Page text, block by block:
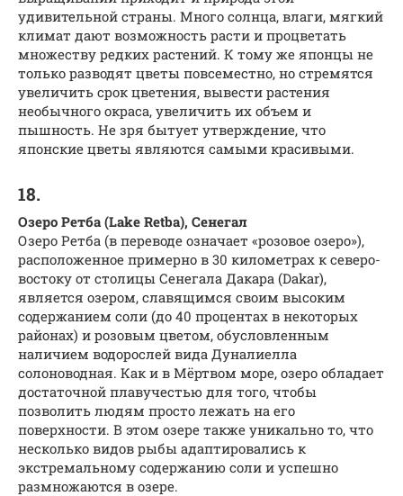
удивительной страны. Много солнца, влаги, мягкий
климат дают возможность расти и процветать
множеству редких растений. К тому же японцы не
только разводят цветы повсеместно, но стремятся
увеличить срок цветения, вывести растения
необычного окраса, увеличить их объем и
пышность. Не зря бытует утверждение, что
японские цветы являются самыми красивыми.
18.
Озеро Ретба (Lake Retba), Сенегал
Озеро Ретба (в переводе означает «розовое озеро»),
расположенное примерно в 30 километрах к северо-
востоку от столицы Сенегала Дакара (Dakar),
является озером, славящимся своим высоким
содержанием соли (до 40 процентах в некоторых
районах) и розовым цветом, обусловленным
наличием водорослей вида Дуналиелла
солоноводная. Как и в Мёртвом море, озеро обладает
достаточной плавучестью для того, чтобы
позволить людям просто лежать на его
поверхности. В этом озере также уникально то, что
несколько видов рыбы адаптировались к
экстремальному содержанию соли и успешно
размножаются в озере.